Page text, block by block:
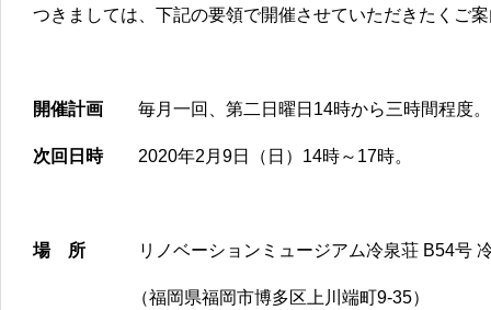
つきましては、下記の要領で開催させていただきたくご
開催計画 毎月一回、第二日曜日14時から三時間程度。
次回日時2020年2月9日（日）14時～17時。
場 所 リノベーションミュージアム冷泉荘 B54号 冷
（福岡県福岡市博多区上川端町9-35）